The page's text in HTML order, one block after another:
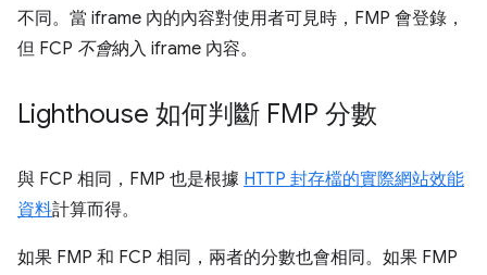
不同。當 iframe 內的內容對使用者可見時，FMP 會登錄，
但 FCP 不會納入 iframe 內容。
Lighthouse 如何判斷 FMP 分數
與 FCP 相同，FMP 也是根據 HTTP 封存檔的實際網站效能
資料計算而得。
如果 FMP 和 FCP 相同，兩者的分數也會相同。如果 FMP